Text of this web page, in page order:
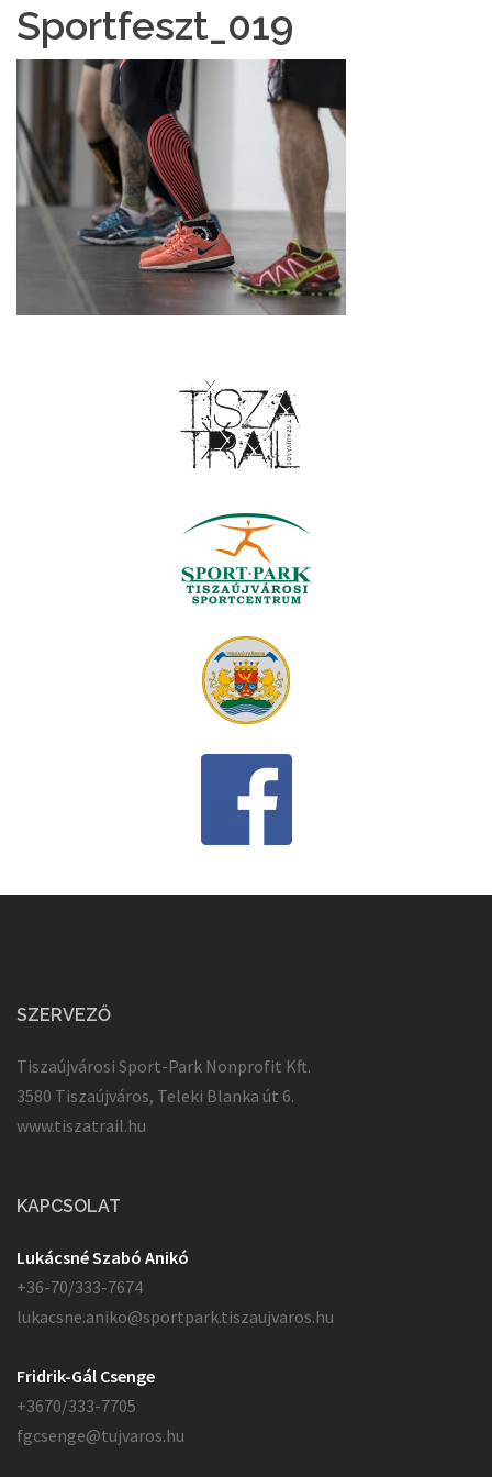
Sportfeszt_019
SZERVEZŐ
Tiszaújvárosi Sport-Park Nonprofit Kft.
3580 Tiszaújváros, Teleki Blanka út 6.
www.tiszatrail.hu
KAPCSOLAT
Lukácsné Szabó Anikó
+36-70/333-7674
lukacsne.aniko@sportpark.tiszaujvaros.hu
Fridrik-Gál Csenge
+3670/333-7705
fgcsenge@tujvaros.hu